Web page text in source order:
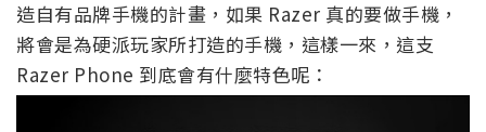
造自有品牌手機的計畫，如果 Razer 真的要做手機，
將會是為硬派玩家所打造的手機，這樣一來，這支
Razer Phone 到底會有什麼特色呢：